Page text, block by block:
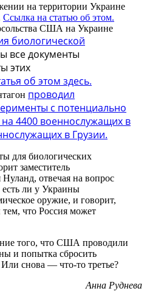
на территории Украине
Ссылка на статью об этом.
США на Украине
биологической
все документы
этих
об этом здесь.
проводил
с потенциально
4400 военнослужащих в
в Грузии.
для биологических
заместитель
Нуланд, отвечая на вопрос
ли у Украины
оружие, и говорит,
что Россия может
того, что США проводили
и попытка сбросить
снова — что-то третье?
Анна Руднева